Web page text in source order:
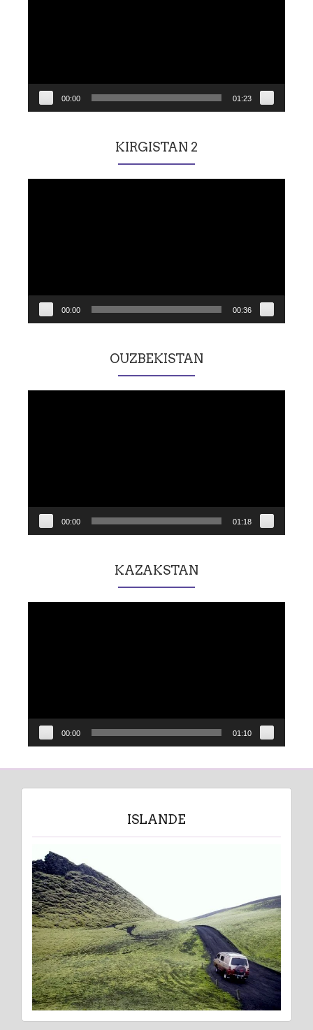
00:00 01:23
KIRGISTAN 2
00:00 00:36
OUZBEKISTAN
00:00 01:18
KAZAKSTAN
00:00 01:10
ISLANDE